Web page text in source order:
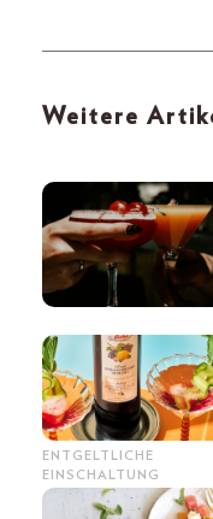
Weitere
ENTGELTLICHE
EINSCHALTUNG